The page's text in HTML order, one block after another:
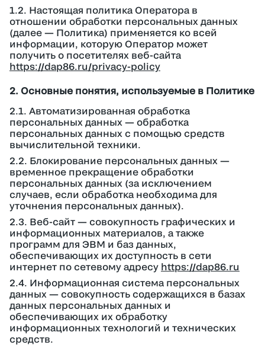
1.2. Настоящая политика Оператора в
отношении обработки персональных данных
(далее — Политика) применяется ко всей
информации, которую Оператор может
получить о посетителях веб-сайта
https://dap86.ru/privacy-policy
2. Основные понятия, используемые в Политике
2.1. Автоматизированная обработка
персональных данных — обработка
персональных данных с помощью средств
вычислительной техники.
2.2. Блокирование персональных данных —
временное прекращение обработки
персональных данных (за исключением
случаев, если обработка необходима для
уточнения персональных данных).
2.3. Веб-сайт — совокупность графических и
информационных материалов, а также
программ для ЭВМ и баз данных,
обеспечивающих их доступность в сети
интернет по сетевому адресу https://dap86.ru
2.4. Информационная система персональных
данных — совокупность содержащихся в базах
данных персональных данных и
обеспечивающих их обработку
информационных технологий и технических
средств.